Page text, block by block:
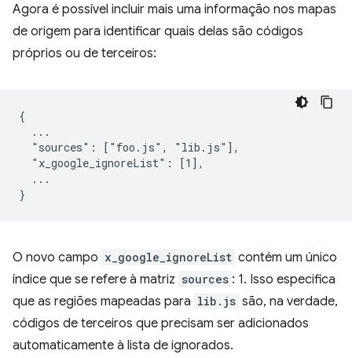
Agora é possível incluir mais uma informação nos mapas
de origem para identificar quais delas são códigos
próprios ou de terceiros:
{
  ...
  "sources": ["foo.js", "lib.js"],
  "x_google_ignoreList": [1],
  ...
O novo campo x_google_ignoreList contém um único
índice que se refere à matriz sources : 1. Isso especifica
que as regiões mapeadas para lib.js são, na verdade,
códigos de terceiros que precisam ser adicionados
automaticamente à lista de ignorados.